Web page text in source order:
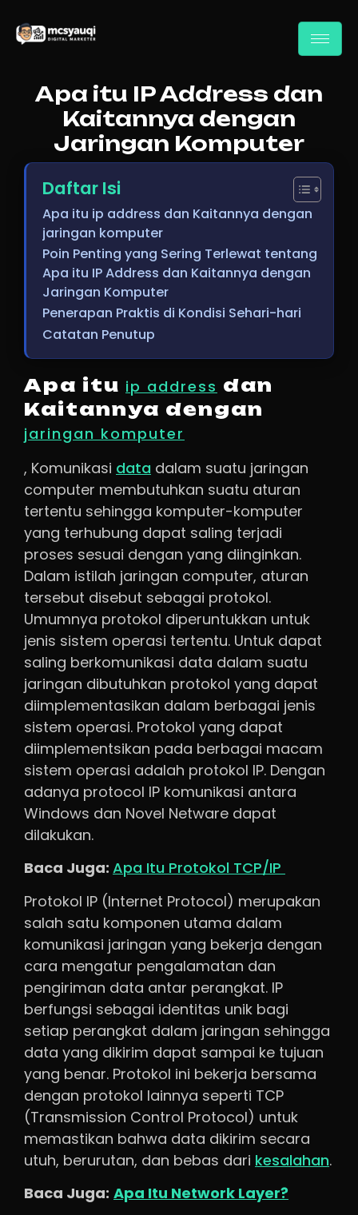
Apa itu IP Address dan
Kaitannya dengan
Jaringan Komputer
Daftar Isi
Apa itu ip address dan Kaitannya dengan
jaringan komputer
Poin Penting yang Sering Terlewat tentang
Apa itu IP Address dan Kaitannya dengan
Jaringan Komputer
Penerapan Praktis di Kondisi Sehari-hari
Catatan Penutup
Apa itu ip address dan
Kaitannya dengan
jaringan komputer
, Komunikasi data dalam suatu jaringan
computer membutuhkan suatu aturan
tertentu sehingga komputer-komputer
yang terhubung dapat saling terjadi
proses sesuai dengan yang diinginkan.
Dalam istilah jaringan computer, aturan
tersebut disebut sebagai protokol.
Umumnya protokol diperuntukkan untuk
jenis sistem operasi tertentu. Untuk dapat
saling berkomunikasi data dalam suatu
jaringan dibutuhkan protokol yang dapat
diimplementasikan dalam berbagai jenis
sistem operasi. Protokol yang dapat
diimplementsikan pada berbagai macam
sistem operasi adalah protokol IP. Dengan
adanya protocol IP komunikasi antara
Windows dan Novel Netware dapat
dilakukan.
Baca Juga: Apa Itu Protokol TCP/IP
Protokol IP (Internet Protocol) merupakan
salah satu komponen utama dalam
komunikasi jaringan yang bekerja dengan
cara mengatur pengalamatan dan
pengiriman data antar perangkat. IP
berfungsi sebagai identitas unik bagi
setiap perangkat dalam jaringan sehingga
data yang dikirim dapat sampai ke tujuan
yang benar. Protokol ini bekerja bersama
dengan protokol lainnya seperti TCP
(Transmission Control Protocol) untuk
memastikan bahwa data dikirim secara
utuh, berurutan, dan bebas dari kesalahan.
Baca Juga: Apa Itu Network Layer?